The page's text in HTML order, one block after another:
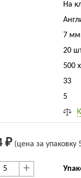
На
7 мм
20
500
33
5
₽ (цена за упаковку
+